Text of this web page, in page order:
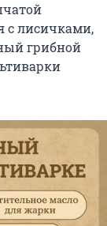
с лисичками,
грибной